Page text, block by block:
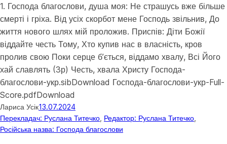
1. Господа благослови, душа моя: Не страшусь вже більше
смерті і гріха. Від усіх скорбот мене Господь звільнив, До
життя нового шлях мій проложив. Приспів: Діти Божії
віддайте честь Тому, Хто купив нас в власність, кров
пролив свою Поки серце бʼється, віддамо хвалу, Всі Його
хай славлять (3р) Честь, хвала Христу Господа-
благослови-укр.sibDownload Господа-благослови-укр-Full-
Score.pdfDownload
Лариса Усік13.07.2024
Перекладач: Руслана Титечко Редактор: Руслана Титечко
Російська назва: Господа благослови